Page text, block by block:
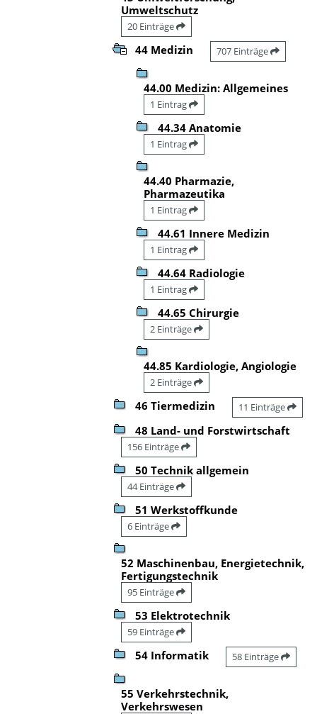
Umweltschutz
20 Einträge
44 Medizin 707 Einträge
44.00 Medizin: Allgemeines
1 Eintrag
44.34 Anatomie
1 Eintrag
44.40 Pharmazie,
Pharmazeutika
1 Eintrag
44.61 Innere Medizin
1 Eintrag
44.64 Radiologie
1 Eintrag
44.65 Chirurgie
2 Einträge
44.85 Kardiologie, Angiologie
2 Einträge
46 Tiermedizin 11 Einträge
48 Land- und Forstwirtschaft
156 Einträge
50 Technik allgemein
44 Einträge
51 Werkstoffkunde
6 Einträge
52 Maschinenbau, Energietechnik,
Fertigungstechnik
95 Einträge
53 Elektrotechnik
59 Einträge
54 Informatik 58 Einträge
55 Verkehrstechnik,
Verkehrswesen